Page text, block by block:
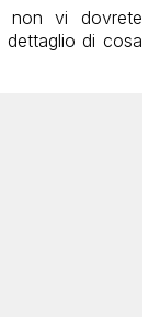
non vi dovrete
di cosa